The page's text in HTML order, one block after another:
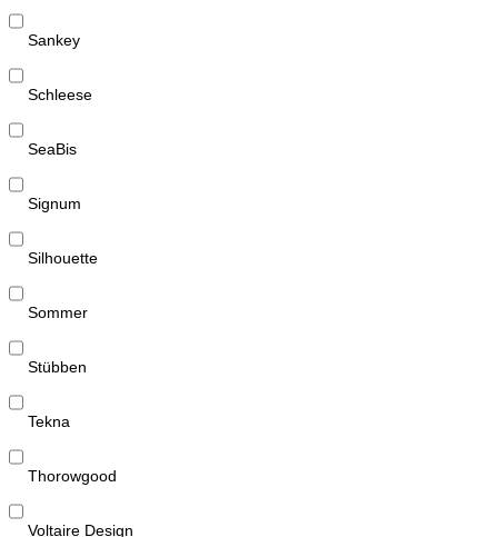
Sankey
Schleese
SeaBis
Signum
Silhouette
Sommer
Stübben
Tekna
Thorowgood
Voltaire Design